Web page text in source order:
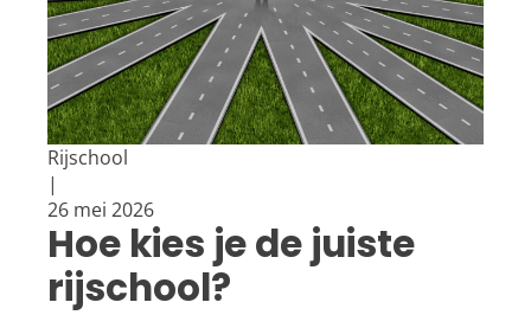
Rijschool
|
26 mei 2026
Hoe kies je de juiste
rijschool?